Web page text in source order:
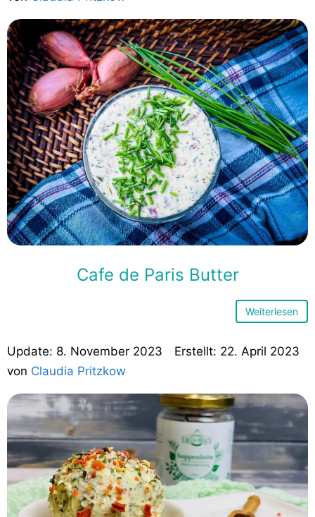
Cafe de Paris Butter
Weiterlesen
8. November 2023
22. April 2023
von Claudia Pritzkow